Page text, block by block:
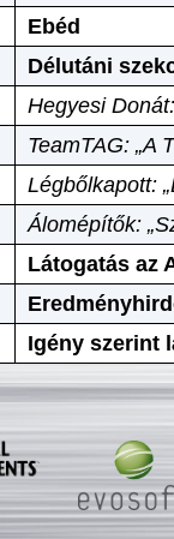
Ebéd
Délutáni
Hegyesi
TeamTAG: „A
Légbőlkapott:
Álomépítők:
Látogatás az
Igény szerint